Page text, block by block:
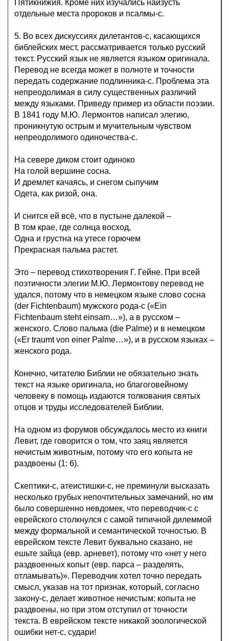
Пятикнижия. Кроме них изучались наизусть
отдельные места пророков и псалмы-с.
5. Во всех дискуссиях дилетантов-с, касающихся
библейских мест, рассматривается только русский
текст. Русский язык не является языком оригинала.
Перевод не всегда может в полноте и точности
передать содержание подлинника-с. Проблема эта
непреодолимая в силу существенных различий
между языками. Приведу пример из области поэзии.
В 1841 году М.Ю. Лермонтов написал элегию,
проникнутую острым и мучительным чувством
непреодолимого одиночества-с.
На севере диком стоит одиноко
На голой вершине сосна.
И дремлет качаясь, и снегом сыпучим
Одета, как ризой, она.
И снится ей всё, что в пустыне далекой –
В том крае, где солнца восход,
Одна и грустна на утесе горючем
Прекрасная пальма растет.
Это – перевод стихотворения Г. Гейне. При всей
поэтичности элегии М.Ю. Лермонтову перевод не
удался, потому что в немецком языке слово сосна
(der Fichtenbaum) мужского рода-с («Ein
Fichtenbaum steht einsam…»), а в русском –
женского. Слово пальма (die Palme) и в немецком
(«Er traumt von einer Palme…»), и в русском языках –
женского рода.
Конечно, читателю Библии не обязательно знать
текст на языке оригинала, но благоговейному
человеку в помощь издаются толкования святых
отцов и труды исследователей Библии.
На одном из форумов обсуждалось место из книги
Левит, где говорится о том, что заяц является
нечистым животным, потому что его копыта не
раздвоены (1: 6).
Скептики-с, атеистишки-с, не преминули высказать
несколько грубых непочтительных замечаний, но им
было совершенно невдомек, что переводчик-с с
еврейского столкнулся с самой типичной дилеммой
между формальной и семантической точностью. В
еврейском тексте Левит буквально сказано, не
ешьте зайца (евр. арневет), потому что «нет у него
раздвоенных копыт (евр. парса – разделять,
отламывать)». Переводчик хотел точно передать
смысл, указав на тот признак, который, согласно
закону-с, делает животное нечистым: копыта не
раздвоены, но при этом отступил от точности
текста. В еврейском тексте никакой зоологической
ошибки нет-с, судари!